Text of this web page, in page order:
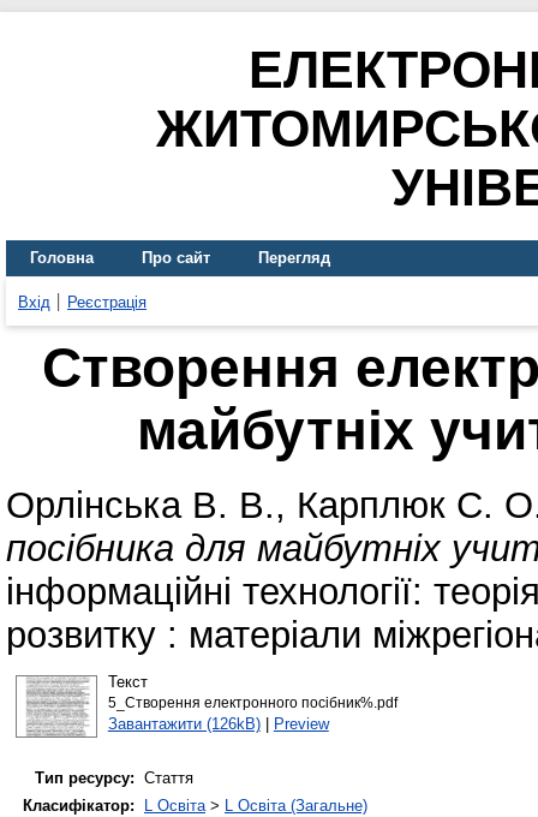
Головна Про сайт Перегляд
Вхід Реєстрація
Створення
майбутніх
Орлінська В. В., Карплюк С.
посібника для майбутніх
інформаційні технології:
розвитку : матеріали
Текст
5_Створення електронного посібник%.pdf
Завантажити (126kB)| Preview
Тип ресурсу: Стаття
Класифікатор:
L Освіта> L Освіта (Загальне)